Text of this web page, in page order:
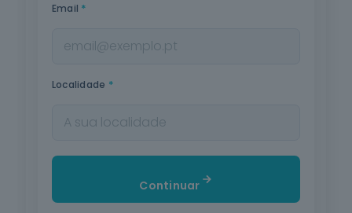
Email *
Localidade *
Continuar